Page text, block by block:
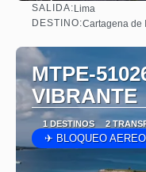
SALIDA:Lima
DESTINO:Cartagena de
MTPE-
VIBRANTE
1 DESTINOS 2
✈ BLOQUEO AEREO